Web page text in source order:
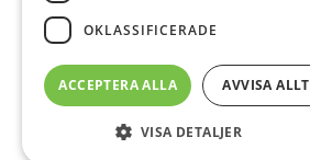
OKLASSIFICERADE
ACCEPTERA ALLA AVVISA ALLT
VISA DETALJER